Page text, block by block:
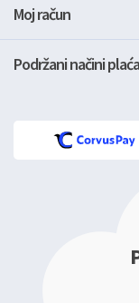
Moj račun
Podržani načini